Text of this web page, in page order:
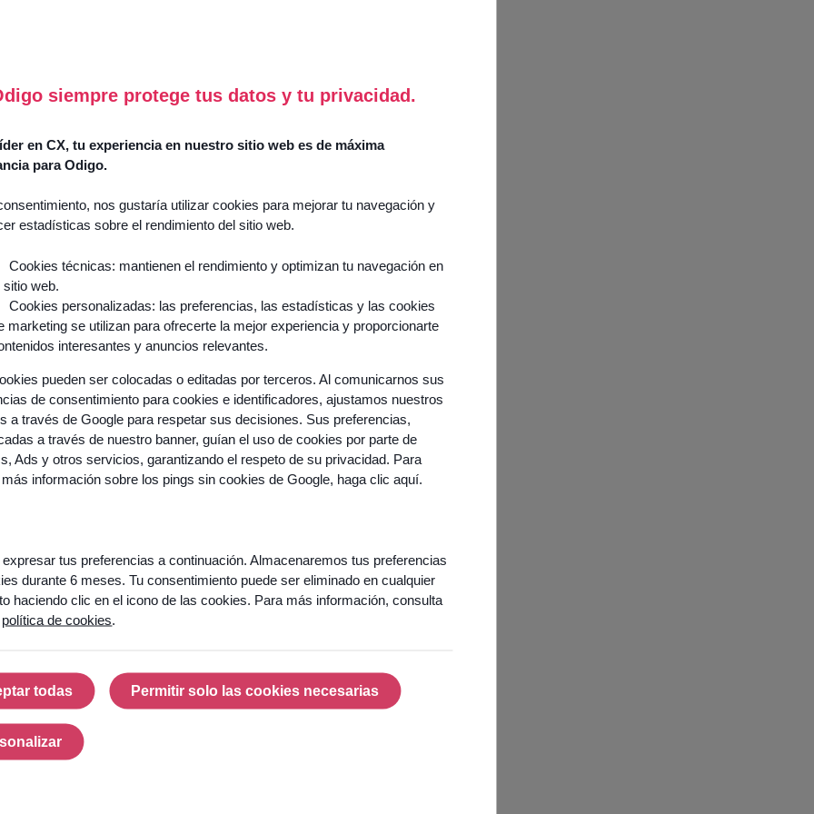
siempre protege tus datos y tu privacidad.
en CX, tu experiencia en nuestro sitio web es de máxima
para Odigo.
nos gustaría utilizar cookies para mejorar tu navegación y
estadísticas sobre el rendimiento del sitio web.
Cookies técnicas: mantienen el rendimiento y optimizan tu navegación en
sitio web.
Cookies personalizadas: las preferencias, las estadísticas y las cookies
marketing se utilizan para ofrecerte la mejor experiencia y proporcionarte
interesantes y anuncios relevantes.
pueden ser colocadas o editadas por terceros. Al comunicarnos sus
de consentimiento para cookies e identificadores, ajustamos nuestros
a través de Google para respetar sus decisiones. Sus preferencias,
a través de nuestro banner, guían el uso de cookies por parte de
Ads y otros servicios, garantizando el respeto de su privacidad. Para
información sobre los pings sin cookies de Google, haga clic aquí
expresar tus preferencias a continuación. Almacenaremos tus preferencias
durante 6 meses. Tu consentimiento puede ser eliminado en cualquier
haciendo clic en el icono de las cookies. Para más información, consulta
política de cookies
todas
Aceptar todas
Permitir solo las cookies necesarias
Permitir solo las cookies necesarias
Personalizar